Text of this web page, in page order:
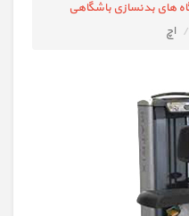
های بدنسازی باشگاهی
اچ